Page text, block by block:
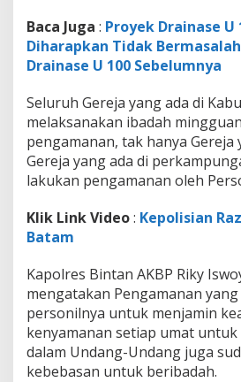
e
n
g
m
a
n
a
n
I
a
d
U
m
a
t
N
a
s
Baca Juga : Proyek Drainase U
Diharapkan Tidak
Drainase U 100 Sebelumnya
Seluruh Gereja yang ada di
melaksanakan ibadah
pengamanan, tak hanya Gereja
Gereja yang ada di
lakukan pengamanan oleh
Klik Link Video: Kepolisian
Batam
Kapolres Bintan AKBP Riky
mengatakan Pengamanan
personilnya untuk menjamin
kenyamanan setiap umat
dalam Undang-Undang juga
kebebasan untuk beribadah.